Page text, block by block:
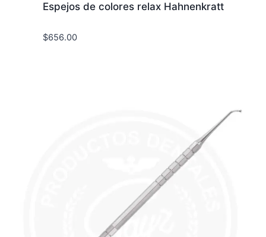
Espejos de colores relax Hahnenkratt
$656.00